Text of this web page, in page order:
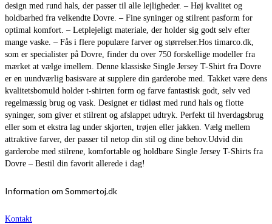
design med rund hals, der passer til alle lejligheder. – Høj kvalitet og
holdbarhed fra velkendte Dovre. – Fine syninger og stilrent pasform for
optimal komfort. – Letplejeligt materiale, der holder sig godt selv efter
mange vaske. – Fås i flere populære farver og størrelser.Hos timarco.dk,
som er specialister på Dovre, finder du over 750 forskellige modeller fra
mærket at vælge imellem. Denne klassiske Single Jersey T-Shirt fra Dovre
er en uundværlig basisvare at supplere din garderobe med. Takket være dens
kvalitetsbomuld holder t-shirten form og farve fantastisk godt, selv ved
regelmæssig brug og vask. Designet er tidløst med rund hals og flotte
syninger, som giver et stilrent og afslappet udtryk. Perfekt til hverdagsbrug
eller som et ekstra lag under skjorten, trøjen eller jakken. Vælg mellem
attraktive farver, der passer til netop din stil og dine behov.Udvid din
garderobe med stilrene, komfortable og holdbare Single Jersey T-Shirts fra
Dovre – Bestil din favorit allerede i dag!
Information om Sommertoj.dk
Kontakt